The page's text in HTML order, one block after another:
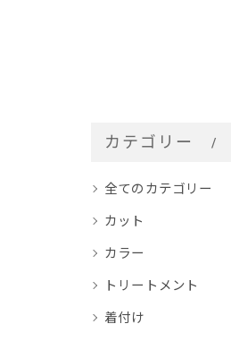
カテゴリー
全てのカテゴリー
カット
カラー
トリートメント
着付け